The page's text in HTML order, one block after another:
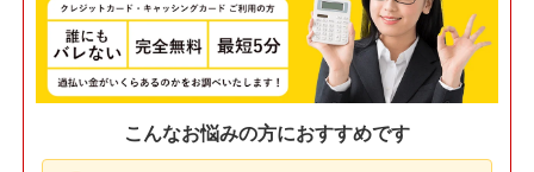
こんなお悩みの方におすすめです